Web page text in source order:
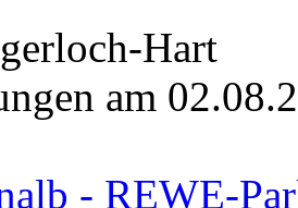
Hart
am
- REWE-